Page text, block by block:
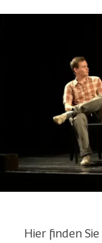
Hier finden Sie